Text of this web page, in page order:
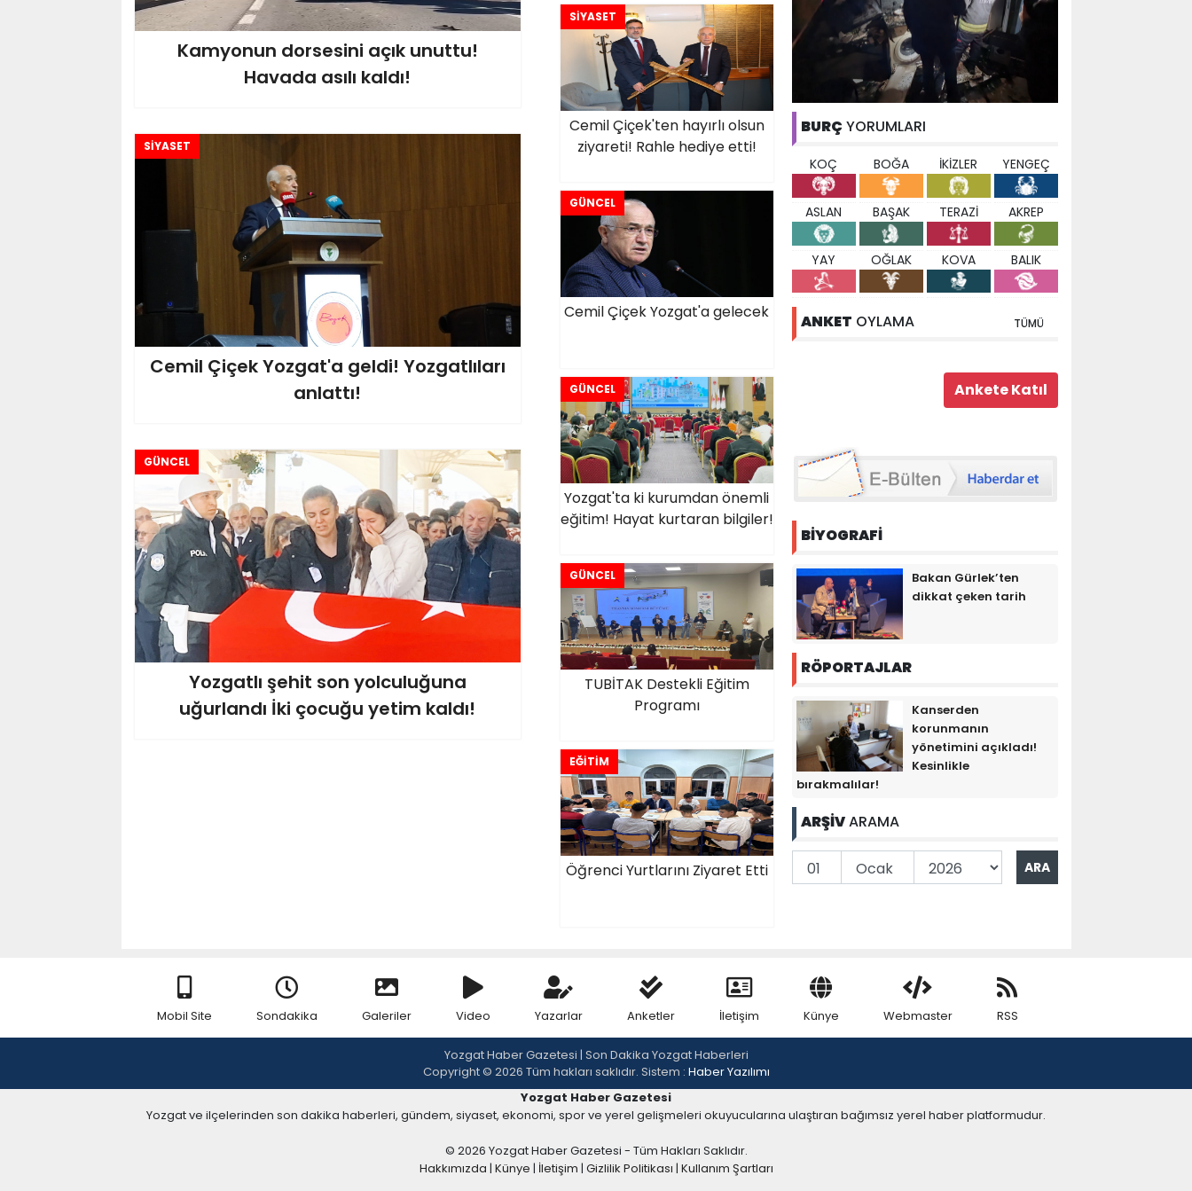
Kamyonun dorsesini açık unuttu!
Havada asılı kaldı!
SİYASET
Cemil Çiçek'ten hayırlı olsun
ziyareti! Rahle hediye etti!
SİYASET
Cemil Çiçek Yozgat'a geldi! Yozgatlıları
anlattı!
GÜNCEL
Cemil Çiçek Yozgat'a gelecek
GÜNCEL
Yozgat'ta ki kurumdan önemli
eğitim! Hayat kurtaran bilgiler!
GÜNCEL
Yozgatlı şehit son yolculuğuna
uğurlandı İki çocuğu yetim kaldı!
GÜNCEL
TUBİTAK Destekli Eğitim
Programı
EĞİTİM
Öğrenci Yurtlarını Ziyaret Etti
BURÇ YORUMLARI
KOÇ BOĞA İKİZLER YENGEÇ
ASLAN BAŞAK TERAZİ AKREP
YAY OĞLAK KOVA BALIK
ANKET OYLAMA TÜMÜ
BİYOGRAFİ
Bakan Gürlek’ten
dikkat çeken tarih
RÖPORTAJLAR
Kanserden
korunmanın
yönetimini açıkladı!
Kesinlikle
bırakmalılar!
ARŞİVARAMA
Mobil Site Sondakika Galeriler Video Yazarlar Anketler İletişim Künye Webmaster RSS
Yozgat Haber Gazetesi | Son Dakika Yozgat Haberleri
Copyright © 2026 Tüm hakları saklıdır. Sistem : Haber Yazılımı
Yozgat Haber Gazetesi
Yozgat ve ilçelerinden son dakika haberleri, gündem, siyaset, ekonomi, spor ve yerel gelişmeleri okuyucularına ulaştıran bağımsız yerel haber platformudur.
© 2026 Yozgat Haber Gazetesi - Tüm Hakları Saklıdır.
Hakkımızda | Künye | İletişim | Gizlilik Politikası | Kullanım Şartları